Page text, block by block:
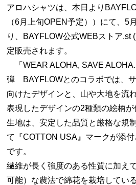
アロハシャツは、本日より
（6月上旬OPEN予定））にて、5
り、BAYFLOW公式WEBストア.st
定販売されます。
「WEAR ALOHA, SAVE
弾 BAYFLOWとのコラボでは、
向けたデザインと、山や大地を流
表現したデザインの2種類の絵柄が
生地は、安定した品質と厳格な規
て『COTTON USA』マークが添
です。
繊維が長く強度のある性質に加え
可能）な農法で綿花を栽培してい